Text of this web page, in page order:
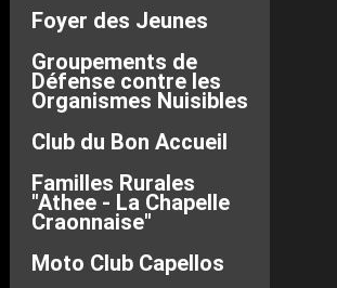
Foyer des Jeunes
Groupements de
Défense contre les
Organismes Nuisibles
Club du Bon Accueil
Familles Rurales
"Athee - La Chapelle
Craonnaise"
Moto Club Capellos